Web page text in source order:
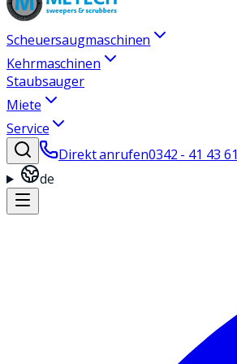
Scheuersaugmaschinen
Kehrmaschinen
Staubsauger
Miete
Service
Direkt anrufen0342 - 41 43 61
de